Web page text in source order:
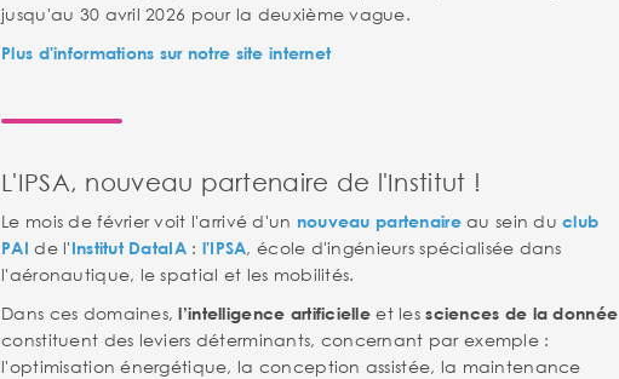
jusqu'au 30 avril 2026 pour la deuxième vague.
Plus d'informations sur notre site internet
L'IPSA, nouveau partenaire de l'Institut !
Le mois de février voit l'arrivé d'un nouveau partenaireau sein duclub
PAI de l'Institut DataIA : l'IPSA, école d'ingénieurs spécialisée dans
l'aéronautique, le spatial et les mobilités.
Dans ces domaines,l’intelligence artificielle et lessciences de la donnée
constituent des leviers déterminants, concernant par exemple :
l'optimisation énergétique, la conception assistée, la maintenance